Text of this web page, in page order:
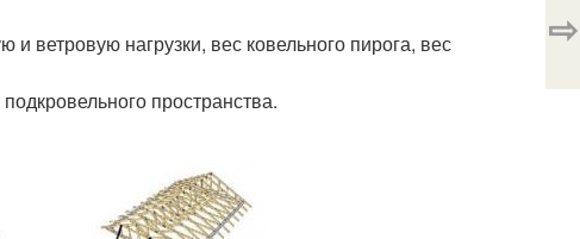
ветровую нагрузки, вес ковельного пирога, вес
пространства.
⇨